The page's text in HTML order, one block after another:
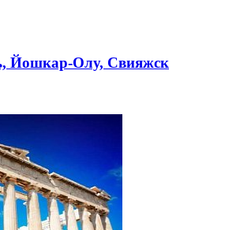
Йошкар-Олу, Свияжск